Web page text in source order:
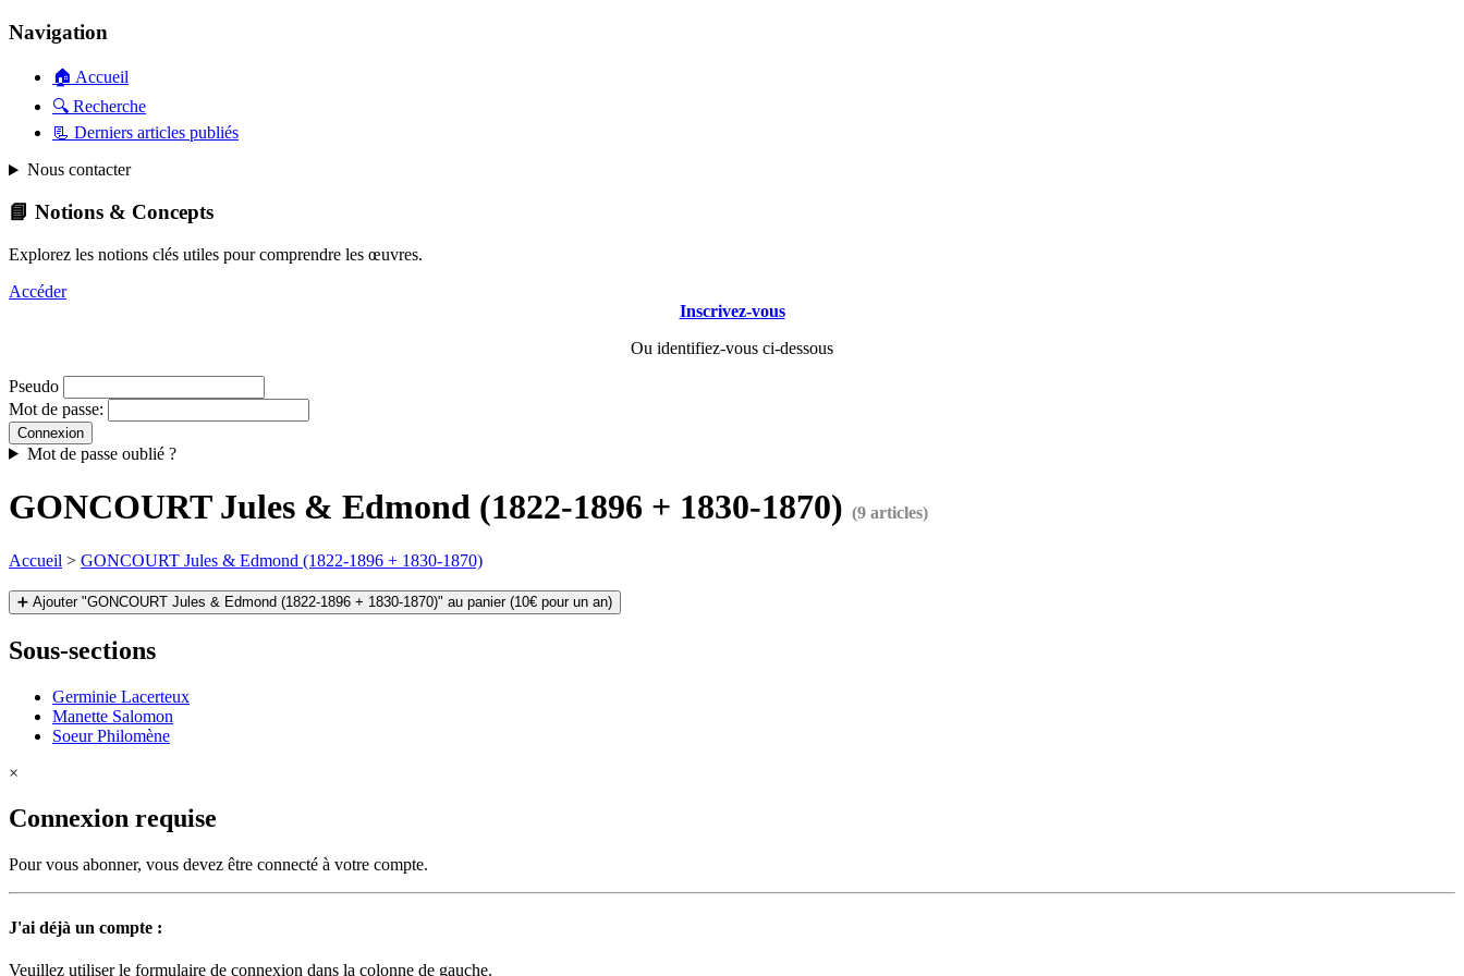
Navigation
🏠 Accueil
🔍 Recherche
📃 Derniers articles publiés
Nous contacter
📘 Notions & Concepts
Explorez les notions clés utiles pour comprendre les œuvres.
Accéder
Inscrivez-vous
Ou identifiez-vous ci-dessous
Pseudo
Mot de passe:
Mot de passe oublié ?
GONCOURT Jules & Edmond (1822-1896 + 1830-1870) (9 articles)
Accueil > GONCOURT Jules & Edmond (1822-1896 + 1830-1870)
➕ Ajouter "GONCOURT Jules & Edmond (1822-1896 + 1830-1870)" au panier (10€ pour un an)
Sous-sections
Germinie Lacerteux
Manette Salomon
Soeur Philomène
×
Connexion requise
Pour vous abonner, vous devez être connecté à votre compte.
J'ai déjà un compte :
Veuillez utiliser le formulaire de connexion dans la colonne de gauche.